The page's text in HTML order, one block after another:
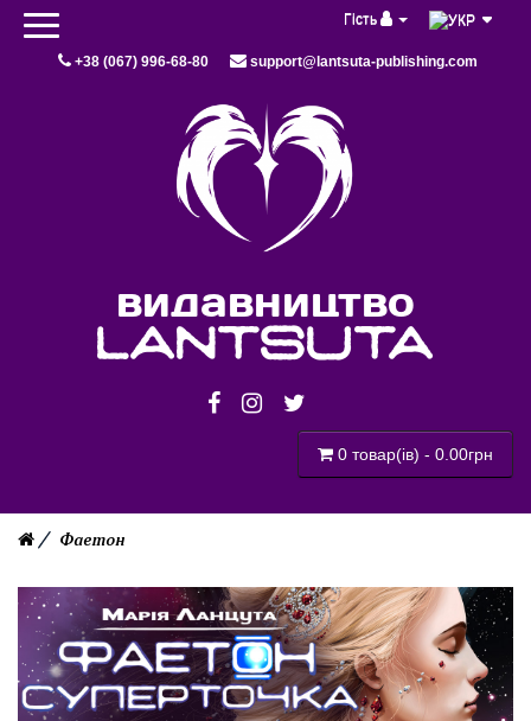
Гість
+38 (067) 996-68-80 support@lantsuta-publishing.com
видавництво
lantsuta
0 товар(ів) - 0.00грн
Фаетон